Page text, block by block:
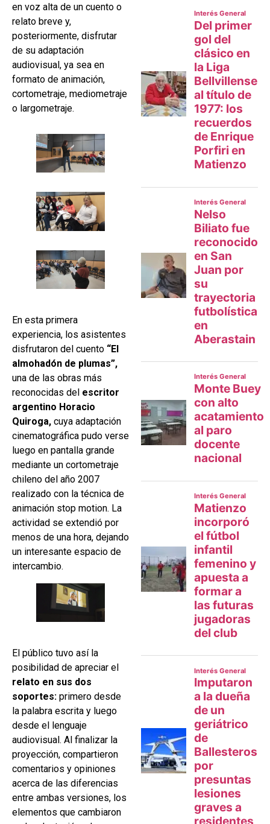
en voz alta de un cuento o
relato breve y,
posteriormente, disfrutar
de su adaptación
audiovisual, ya sea en
formato de animación,
cortometraje, mediometraje
o largometraje.
En esta primera
experiencia, los asistentes
disfrutaron del cuento “El
almohadón de plumas”,
una de las obras más
reconocidas del escritor
argentino Horacio
Quiroga, cuya adaptación
cinematográfica pudo verse
luego en pantalla grande
mediante un cortometraje
chileno del año 2007
realizado con la técnica de
animación stop motion. La
actividad se extendió por
menos de una hora, dejando
un interesante espacio de
intercambio.
El público tuvo así la
posibilidad de apreciar el
relato en sus dos
soportes: primero desde
la palabra escrita y luego
desde el lenguaje
audiovisual. Al finalizar la
proyección, compartieron
comentarios y opiniones
acerca de las diferencias
entre ambas versiones, los
elementos que cambiaron